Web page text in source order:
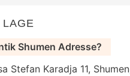
LAGE
Shumen Adresse?
Stefan Karadja 11,